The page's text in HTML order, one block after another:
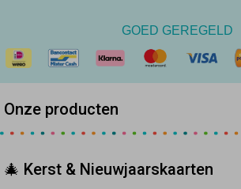
GOED GEREGELD
Onze producten
🎄 Kerst & Nieuwjaarskaarten